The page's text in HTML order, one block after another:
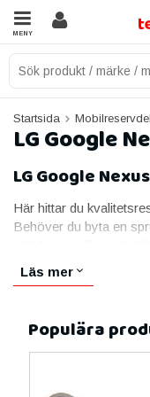
MENY
Startsida
LG Google
LG Google
Här hittar du
Behöver du byta en
Google Nexus 5 och
Skärmar till LG
Skärmen är den
erbjuder vi skärm i
Läs mer
Populära